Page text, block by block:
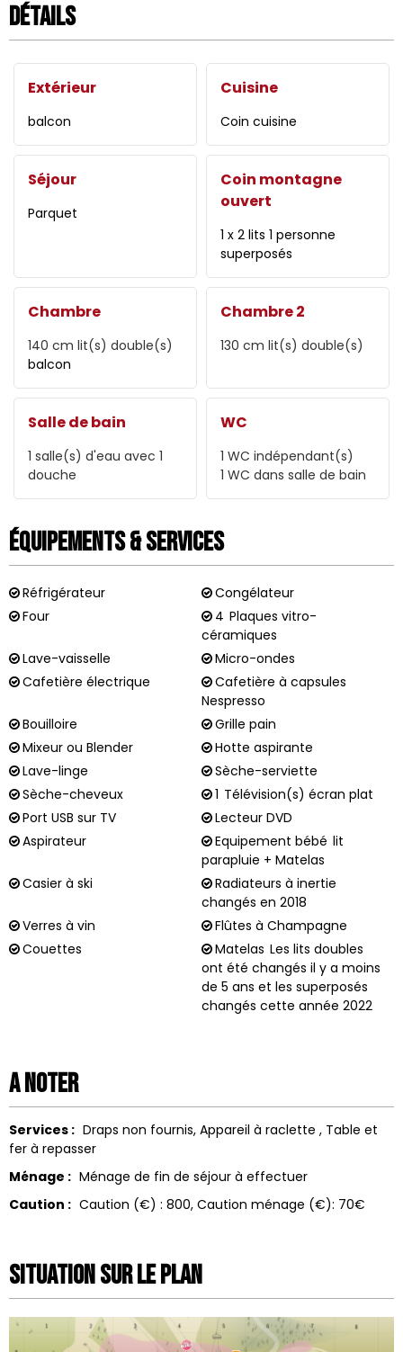
Détails
Extérieur
balcon
Cuisine
Coin cuisine
Séjour
Parquet
Coin montagne
ouvert
1 x 2 lits 1 personne
superposés
Chambre
140 cm lit(s) double(s)
balcon
Chambre 2
130 cm lit(s) double(s)
Salle de bain
1 salle(s) d'eau avec 1
douche
WC
1 WC indépendant(s)
1 WC dans salle de bain
Équipements & Services
Réfrigérateur
Congélateur
Four
4 Plaques vitro-
céramiques
Lave-vaisselle
Micro-ondes
Cafetière électrique
Cafetière à capsules
Nespresso
Bouilloire
Grille pain
Mixeur ou Blender
Hotte aspirante
Lave-linge
Sèche-serviette
Sèche-cheveux
1 Télévision(s) écran plat
Port USB sur TV
Lecteur DVD
Aspirateur
Equipement bébé lit
parapluie + Matelas
Casier à ski
Radiateurs à inertie
changés en 2018
Verres à vin
Flûtes à Champagne
Couettes
Matelas Les lits doubles
ont été changés il y a moins
de 5 ans et les superposés
changés cette année 2022
A noter
Services : Draps non fournis Appareil à raclette
Table et
fer à repasser
Ménage : Ménage de fin de séjour à effectuer
Caution : Caution (€) : 800 Caution ménage (€): 70€
Situation sur le Plan